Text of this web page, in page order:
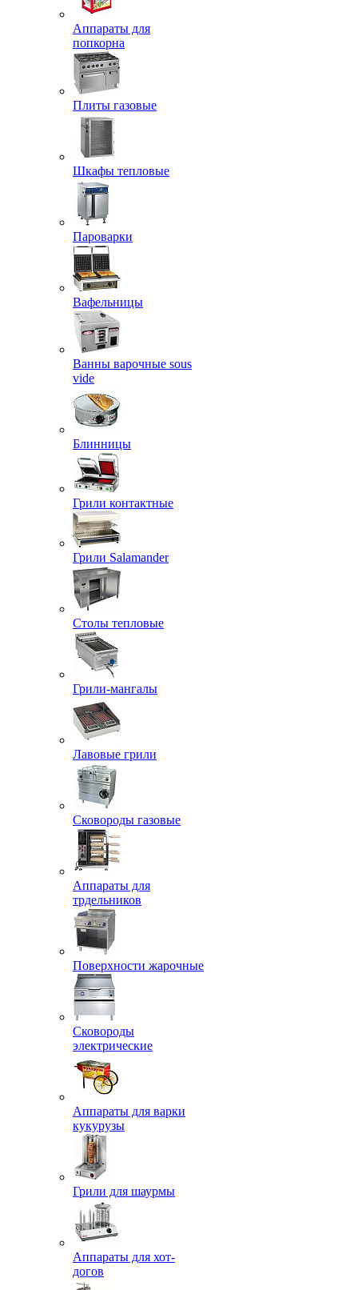
Аппараты для
попкорна
Плиты газовые
Шкафы тепловые
Пароварки
Вафельницы
Ванны варочные sous
vide
Блинницы
Грили контактные
Грили Salamander
Столы тепловые
Грили-мангалы
Лавовые грили
Сковороды газовые
Аппараты для
трдельников
Поверхности жарочные
Сковороды
электрические
Аппараты для варки
кукурузы
Грили для шаурмы
Аппараты для хот-
догов